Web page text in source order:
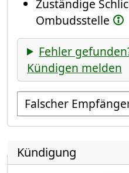
Zuständige
Ombudsstelle
Fehler
Kündigen melden
Empfänger suchen
Kündigung